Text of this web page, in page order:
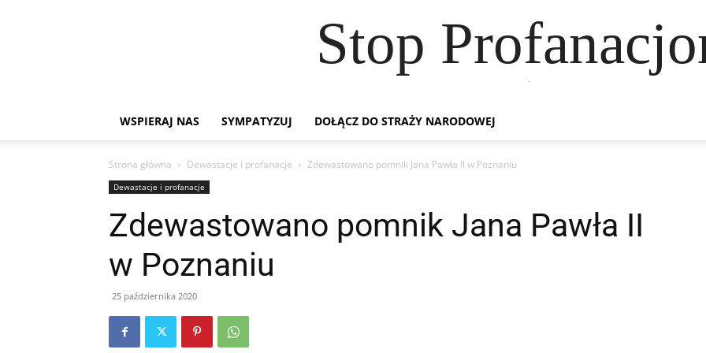
Stop
WSPIERAJ NAS SYMPATYZUJ DOŁĄCZ DO STRAŻY NARODOWEJ
Strona główna Dewastacje i profanacje Zdewastowano pomnik Jana Pawła II w Poznaniu
Dewastacje i profanacje
Zdewastowano pomnik Jana Pawła II
w Poznaniu
25 października 2020